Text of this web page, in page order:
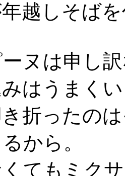
越しそば
ヌは申し
はうまく
折ったの
から。
てもミク